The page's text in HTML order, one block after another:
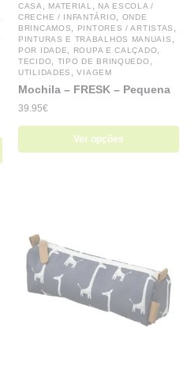
CASA
MATERIAL
NA ESCOLA /
CRECHE / INFANTÁRIO
ONDE
BRINCAMOS
PINTORES / ARTISTAS
PINTURAS E TRABALHOS MANUAIS
POR IDADE ROUPA E CALÇADO
TECIDO TIPO DE BRINQUEDO
UTILIDADES ,VIAGEM
Mochila – FRESK – Pequena
39.95€
Ver opções